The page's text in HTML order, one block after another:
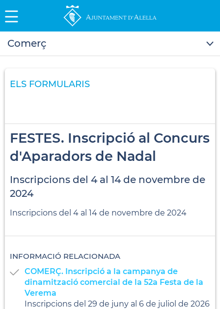
Comerç
ELS FORMULARIS
FESTES. Inscripció al Concurs
d'Aparadors de Nadal
Inscripcions del 4 al 14 de novembre de
2024
Inscripcions del 4 al 14 de novembre de 2024
INFORMACIÓ RELACIONADA
COMERÇ. Inscripció a la campanya de
dinamització comercial de la 52a Festa de la
Verema
Inscripcions del 29 de juny al 6 de juliol de 2026